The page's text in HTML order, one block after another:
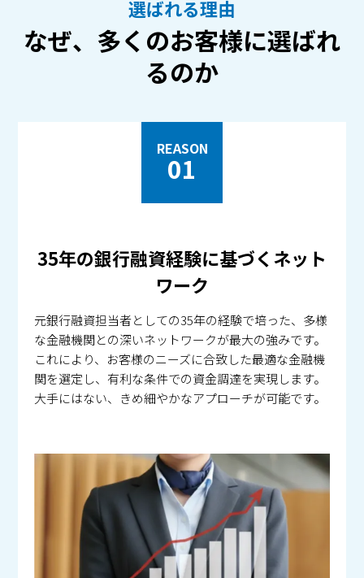
選ばれる理由
なぜ、多くのお客様に選ばれ
るのか
REASON
01
35年の銀行融資経験に基づくネット
ワーク
元銀行融資担当者としての35年の経験で培った、多様
な金融機関との深いネットワークが最大の強みです。
これにより、お客様のニーズに合致した最適な金融機
関を選定し、有利な条件での資金調達を実現します。
大手にはない、きめ細やかなアプローチが可能です。